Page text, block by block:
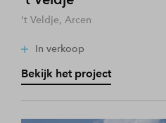
't Veldje, Arcen
In verkoop
Bekijk het project